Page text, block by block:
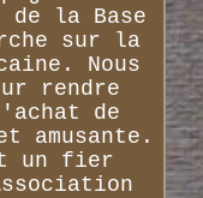
la Base
sur la
Nous
rendre
de
un fier